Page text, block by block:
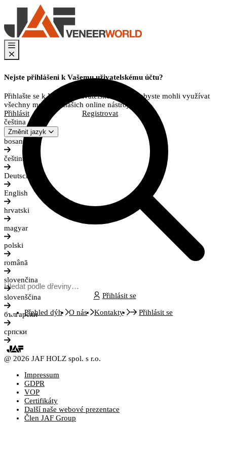
Přihlásit se
Přehled dýh O nás Kontakty Přihlásit se
Nejste přihlášeni k Vašemu uživatelskému účtu?
Přihlašte se k Vašemu uživatelskému účtu, abyste mohli využívat
všechny možnosti našich online nástrojů.
Přihlásit
Registrovat
čeština
Změnit jazyk
bosanski
čeština
Deutsch
English
hrvatski
magyar
polski
română
slovenčina
slovenščina
български
српски
@ 2026 JAF HOLZ spol. s r.o.
Impressum
GDPR
VOP
Certifikáty
Další naše webové prezentace
Člen JAF Group